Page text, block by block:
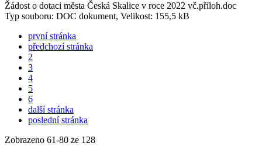
Žádost o dotaci města Česká Skalice v roce 2022 vč.příloh.doc
Typ souboru: DOC dokument, Velikost: 155,5 kB
první stránka
předchozí stránka
2
3
4
5
6
další stránka
poslední stránka
Zobrazeno 61-80 ze 128